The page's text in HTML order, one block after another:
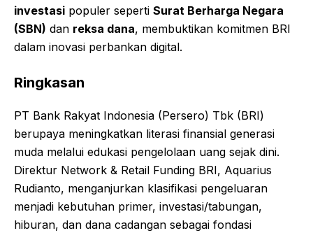
investasi populer seperti Surat Berharga Negara
(SBN) dan reksa dana, membuktikan komitmen BRI
dalam inovasi perbankan digital.
Ringkasan
PT Bank Rakyat Indonesia (Persero) Tbk (BRI)
berupaya meningkatkan literasi finansial generasi
muda melalui edukasi pengelolaan uang sejak dini.
Direktur Network & Retail Funding BRI, Aquarius
Rudianto, menganjurkan klasifikasi pengeluaran
menjadi kebutuhan primer, investasi/tabungan,
hiburan, dan dana cadangan sebagai fondasi